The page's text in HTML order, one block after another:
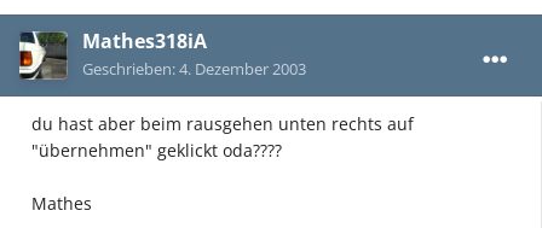
Mathes318iA
Geschrieben:4. Dezember 2003
du hast aber beim rausgehen unten rechts auf
"übernehmen" geklickt oda????
Mathes